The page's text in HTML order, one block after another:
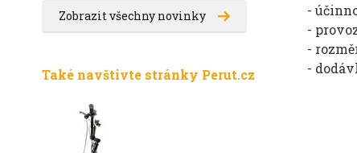
Zobrazit všechny novinky
Také navštivte stránky Perut.cz
-
-
-
-